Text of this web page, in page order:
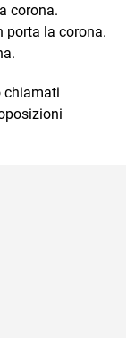
corona.
porta la corona.
chiamati